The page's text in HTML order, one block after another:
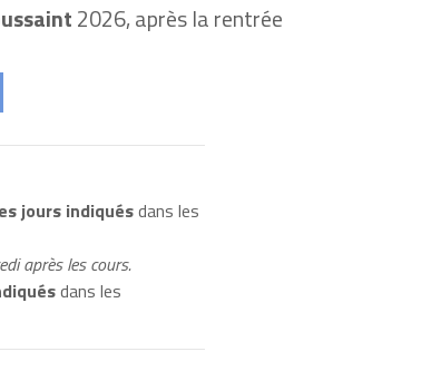
2026, après la rentrée
jours indiquésdans les
après les cours.
dans les